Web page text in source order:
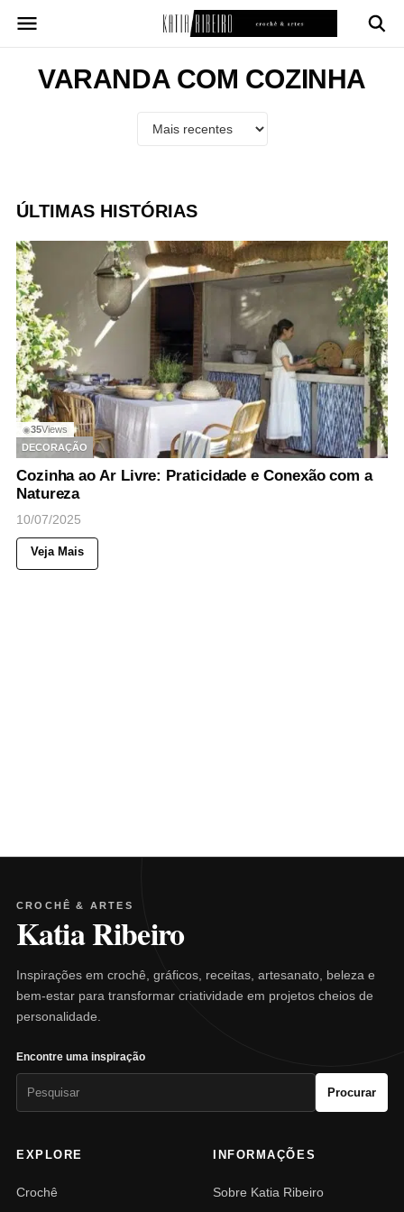
para
conteúdoVARANDA COM COZINHA
ÚLTIMAS HISTÓRIAS
◉35Views
DECORAÇÃO
Cozinha ao Ar Livre: Praticidade e Conexão com a
Natureza
10/07/2025
Veja Mais
CROCHÊ & ARTES
Katia Ribeiro
Inspirações em crochê, gráficos, receitas, artesanato, beleza e
bem-estar para transformar criatividade em projetos cheios de
personalidade.
Encontre uma inspiração
Procurar
EXPLORE
Crochê
INFORMAÇÕES
Sobre Katia Ribeiro